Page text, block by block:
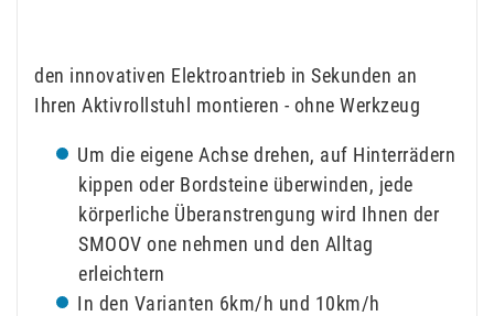
den innovativen Elektroantrieb in Sekunden an
Ihren Aktivrollstuhl montieren - ohne Werkzeug
Um die eigene Achse drehen, auf Hinterrädern
kippen oder Bordsteine überwinden, jede
körperliche Überanstrengung wird Ihnen der
SMOOV one nehmen und den Alltag
erleichtern
In den Varianten 6km/h und 10km/h